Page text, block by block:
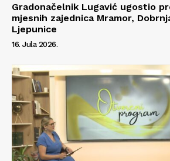
Gradonačelnik Lugavić ugostio
mjesnih zajednica Mramor,
Ljepunice
16. Jula 2026.